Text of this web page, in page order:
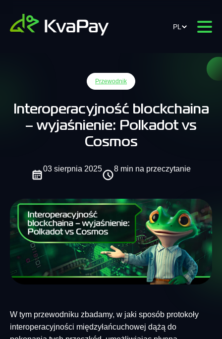
PL
Przewodnik
Interoperacyjność blockchaina
– wyjaśnienie: Polkadot vs
Cosmos
03 sierpnia 2025 8 min na przeczytanie
W tym przewodniku zbadamy, w jaki sposób protokoły
interoperacyjności międzyłańcuchowej dążą do